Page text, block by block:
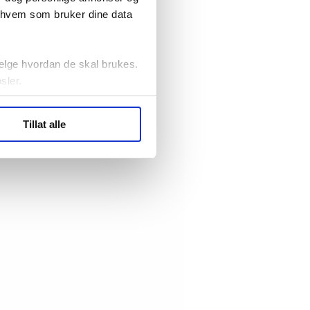
som bruker dine data
hvordan de skal brukes.
statistikk.
Tillat alle